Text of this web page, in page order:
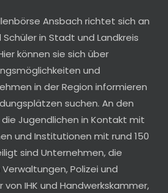
Ansbach richtet sich an
in Stadt und Landkreis
können sie sich über
und
in der Region informieren
suchen. An den
Jugendlichen in Kontakt mit
und Institutionen mit rund 150
sind Unternehmen, die
Polizei und
IHK und Handwerkskammer,